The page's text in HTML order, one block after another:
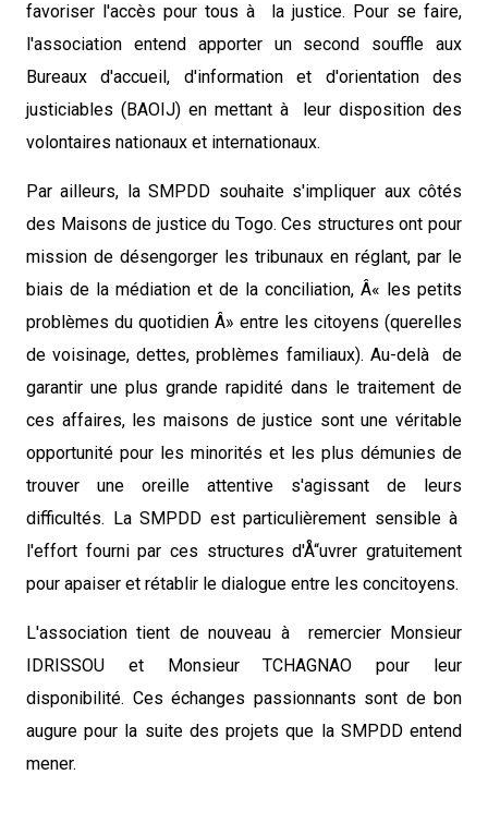
favoriser l'accès pour tous à la justice. Pour se faire,
l'association entend apporter un second souffle aux
Bureaux d'accueil, d'information et d'orientation des
justiciables (BAOIJ) en mettant à leur disposition des
volontaires nationaux et internationaux.
Par ailleurs, la SMPDD souhaite s'impliquer aux côtés
des Maisons de justice du Togo. Ces structures ont pour
mission de désengorger les tribunaux en réglant, par le
biais de la médiation et de la conciliation, Â« les petits
problèmes du quotidien Â» entre les citoyens (querelles
de voisinage, dettes, problèmes familiaux). Au-delà de
garantir une plus grande rapidité dans le traitement de
ces affaires, les maisons de justice sont une véritable
opportunité pour les minorités et les plus démunies de
trouver une oreille attentive s'agissant de leurs
difficultés. La SMPDD est particulièrement sensible à
l'effort fourni par ces structures d'Å“uvrer gratuitement
pour apaiser et rétablir le dialogue entre les concitoyens.
L'association tient de nouveau à remercier Monsieur
IDRISSOU et Monsieur TCHAGNAO pour leur
disponibilité. Ces échanges passionnants sont de bon
augure pour la suite des projets que la SMPDD entend
mener.